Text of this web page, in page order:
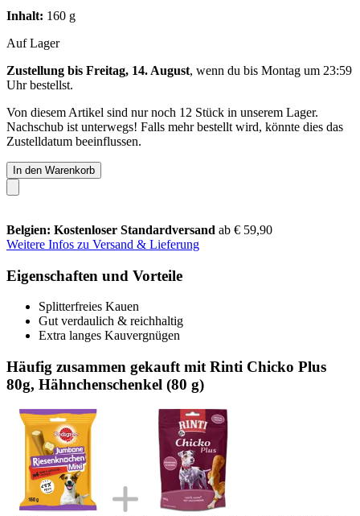
Inhalt: 160 g
Auf Lager
Zustellung bis Freitag, 14. August, wenn du bis Montag um 23:59
Uhrbestellst.
Von diesem Artikel sind nur noch 12 Stück in unserem Lager.
Nachschub ist unterwegs! Falls mehr bestellt wird, könnte dies das
Zustelldatum beeinflussen.
In den Warenkorb
Belgien: Kostenloser Standardversand ab € 59,90
Weitere Infos zu Versand & Lieferung
Eigenschaften und Vorteile
Splitterfreies Kauen
Gut verdaulich & reichhaltig
Extra langes Kauvergnügen
Häufig zusammen gekauft mit Rinti Chicko Plus
80g, Hähnchenschenkel (80 g)